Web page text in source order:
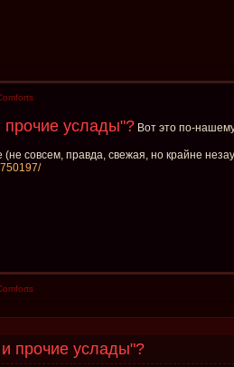
услады"? Вот это по-
(не совсем, правда, свежая, но крайне
прочие услады"?